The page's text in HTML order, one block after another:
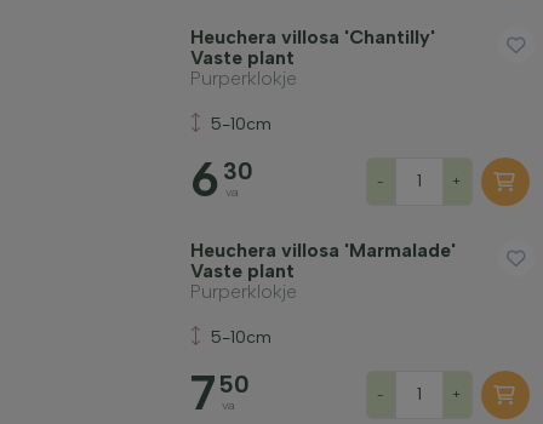
Heuchera villosa 'Chantilly'
Vaste plant
Purperklokje
5-10cm
6 30
va
- +
Heuchera villosa 'Marmalade'
Vaste plant
Purperklokje
5-10cm
7 50
va
- +